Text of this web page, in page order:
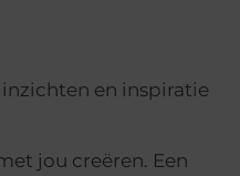
jou creëren. Een